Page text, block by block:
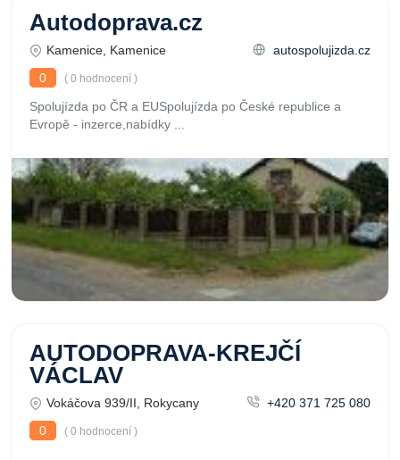
Autodoprava.cz
Kamenice, Kamenice
autospolujizda.cz
0
( 0 hodnocení )
Spolujízda po ČR a EUSpolujízda po České republice a
Evropě - inzerce,nabídky ...
AUTODOPRAVA-KREJČÍ
VÁCLAV
Vokáčova 939/II, Rokycany
+420 371 725 080
0
( 0 hodnocení )